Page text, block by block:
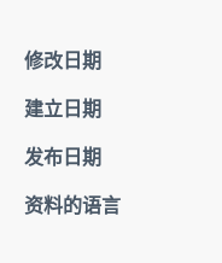
修改日期
建立日期
发布日期
资料的语言